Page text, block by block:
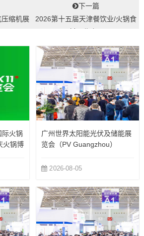
缩机展
下一篇
2026第十五届天津餐饮业/火锅食
际火锅
火锅博
广州世界太阳能光伏及储能展
览会（PV Guangzhou）
2026-08-05